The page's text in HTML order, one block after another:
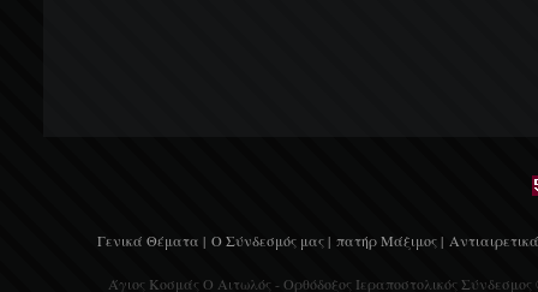
Γενικά Θέματα | Ο Σύνδεσμός μας | πατήρ Μάξιμος |
Άγιος Κοσμάς Ο Αιτωλός - Ορθόδοξος Ιεραποστολικός